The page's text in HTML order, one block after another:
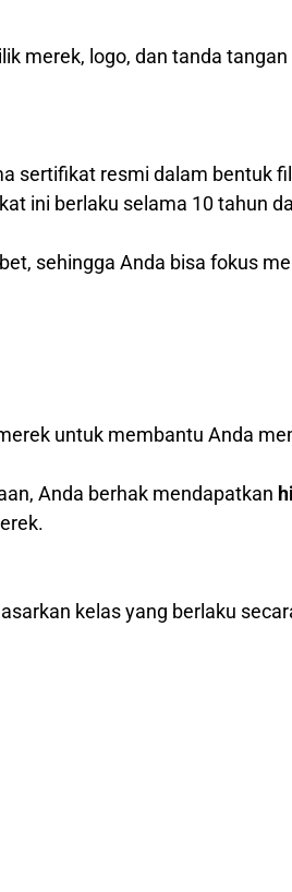
merek, logo, dan tanda
sertifikat resmi dalam bentuk
ini berlaku selama 10 tahun
sehingga Anda bisa fokus
untuk membantu Anda
Anda berhak mendapatkan
kelas yang berlaku